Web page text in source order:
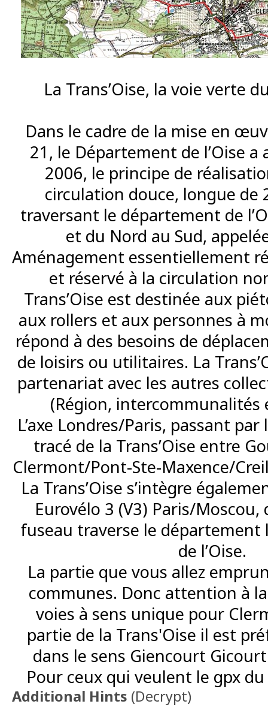
La Trans’Oise, la voie verte
Dans le cadre de la mise en
21, le Département de l’Oise
2006, le principe de
circulation douce, longue de
traversant le département de
et du Nord au Sud,
Aménagement essentiellement
et réservé à la circulation
Trans’Oise est destinée aux
aux rollers et aux personnes à
répond à des besoins de
de loisirs ou utilitaires. La
partenariat avec les autres
(Région, intercommunalités
L’axe Londres/Paris, passant par
tracé de la Trans’Oise entre
Clermont/Pont-Ste-Maxence/
La Trans’Oise s’intègre
Eurovélo 3 (V3) Paris/
fuseau traverse le département
de l’Oise.
La partie que vous allez
communes. Donc attention à
voies à sens unique pour
partie de la Trans'Oise il est
dans le sens Giencourt
Pour ceux qui veulent le gpx
Additional Hints (Decrypt)